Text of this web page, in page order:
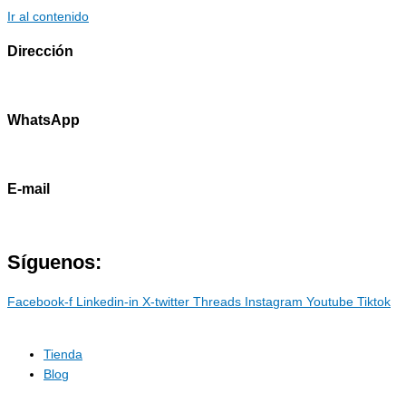
Ir al contenido
Dirección
WhatsApp
E-mail
Síguenos:
Facebook-f Linkedin-in X-twitter Threads Instagram Youtube Tiktok
Tienda
Blog